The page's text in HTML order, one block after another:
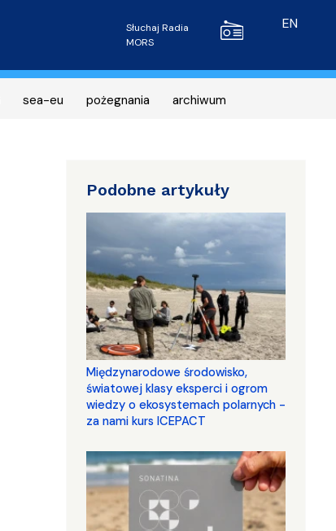
Radio MORS
Słuchaj Radia
MORS
EN
sea-eu pożegnania archiwum
Podobne artykuły
Międzynarodowe środowisko,
światowej klasy eksperci i ogrom
wiedzy o ekosystemach polarnych -
za nami kurs ICEPACT